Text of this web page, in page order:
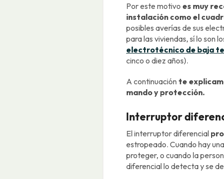
Por este motivo es muy
instalación como el
posibles averías de sus
para las viviendas, sí lo son
electrotécnico de baja
cinco o diez años).
A continuación te
mando y protección.
Interruptor
El interruptor diferencial
estropeado. Cuando hay
proteger, o cuando la
diferencial lo detecta y se